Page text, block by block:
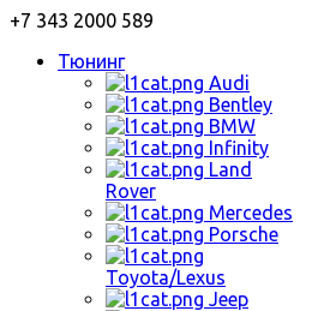
+7 343 2000 589
Тюнинг
Audi
Bentley
BMW
Infinity
Land
Rover
Mercedes
Porsche
Toyota/Lexus
Jeep